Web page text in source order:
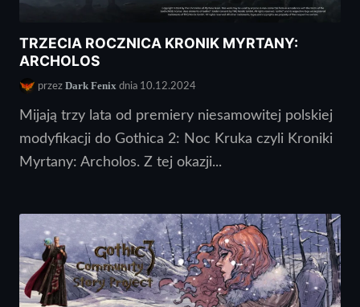
TRZECIA ROCZNICA KRONIK MYRTANY:
ARCHOLOS
przez Dark Fenix dnia 10.12.2024
Mijają trzy lata od premiery niesamowitej polskiej
modyfikacji do Gothica 2: Noc Kruka czyli Kroniki
Myrtany: Archolos. Z tej okazji...